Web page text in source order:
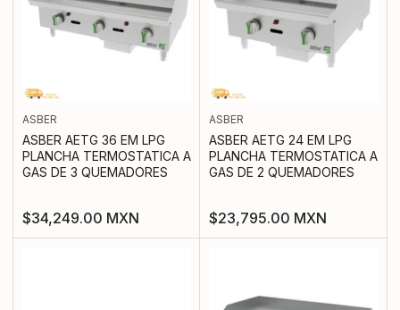
ASBER
ASBER AETG 36 EM LPG
PLANCHA TERMOSTATICA A
GAS DE 3 QUEMADORES
Precio
regular
$34,249.00 MXN
ASBER
ASBER AETG 24 EM LPG
PLANCHA TERMOSTATICA A
GAS DE 2 QUEMADORES
Precio
regular
$23,795.00 MXN